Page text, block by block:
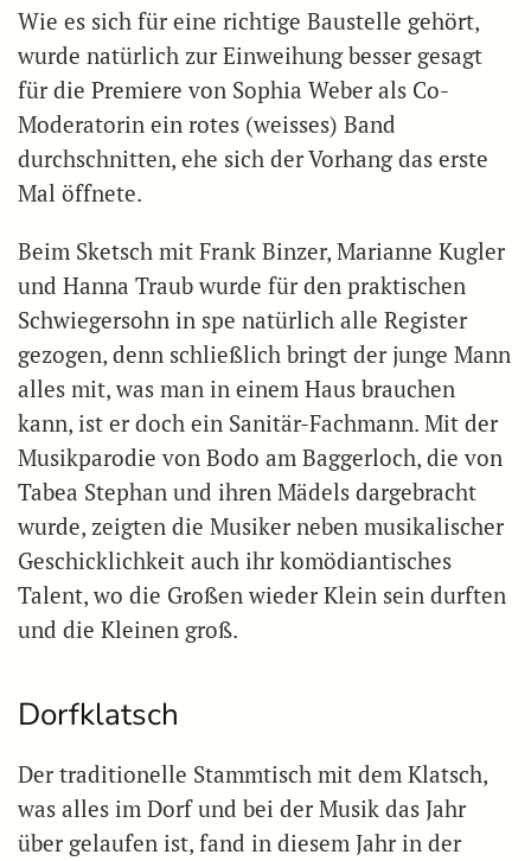
Wie es sich für eine richtige Baustelle gehört,
wurde natürlich zur Einweihung besser gesagt
für die Premiere von Sophia Weber als Co-
Moderatorin ein rotes (weisses) Band
durchschnitten, ehe sich der Vorhang das erste
Mal öffnete.
Beim Sketsch mit Frank Binzer, Marianne Kugler
und Hanna Traub wurde für den praktischen
Schwiegersohn in spe natürlich alle Register
gezogen, denn schließlich bringt der junge Mann
alles mit, was man in einem Haus brauchen
kann, ist er doch ein Sanitär-Fachmann. Mit der
Musikparodie von Bodo am Baggerloch, die von
Tabea Stephan und ihren Mädels dargebracht
wurde, zeigten die Musiker neben musikalischer
Geschicklichkeit auch ihr komödiantisches
Talent, wo die Großen wieder Klein sein durften
und die Kleinen groß.
Dorfklatsch
Der traditionelle Stammtisch mit dem Klatsch,
was alles im Dorf und bei der Musik das Jahr
über gelaufen ist, fand in diesem Jahr in der